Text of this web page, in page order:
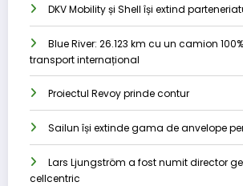
DKV Mobility și Shell își extind
Blue River: 26.123 km cu un camion
transport internațional
Proiectul Revoy prinde contur
Sailun își extinde gama de anvelope
Lars Ljungström a fost numit director
cellcentric